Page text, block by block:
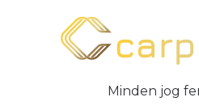
Minden jog